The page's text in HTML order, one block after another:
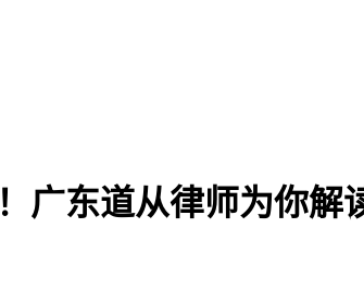
广东道从律师为你解